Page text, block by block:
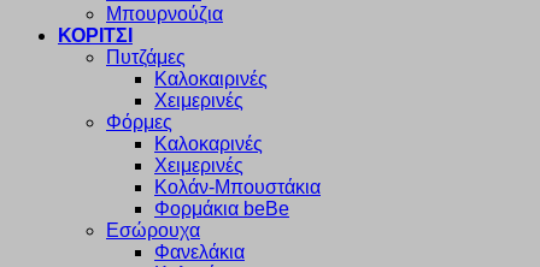
Μπουρνούζια
ΚΟΡΙΤΣΙ
Πυτζάμες
Καλοκαιρινές
Χειμερινές
Φόρμες
Καλοκαρινές
Χειμερινές
Κολάν-Μπουστάκια
Φορμάκια beBe
Εσώρουχα
Φανελάκια